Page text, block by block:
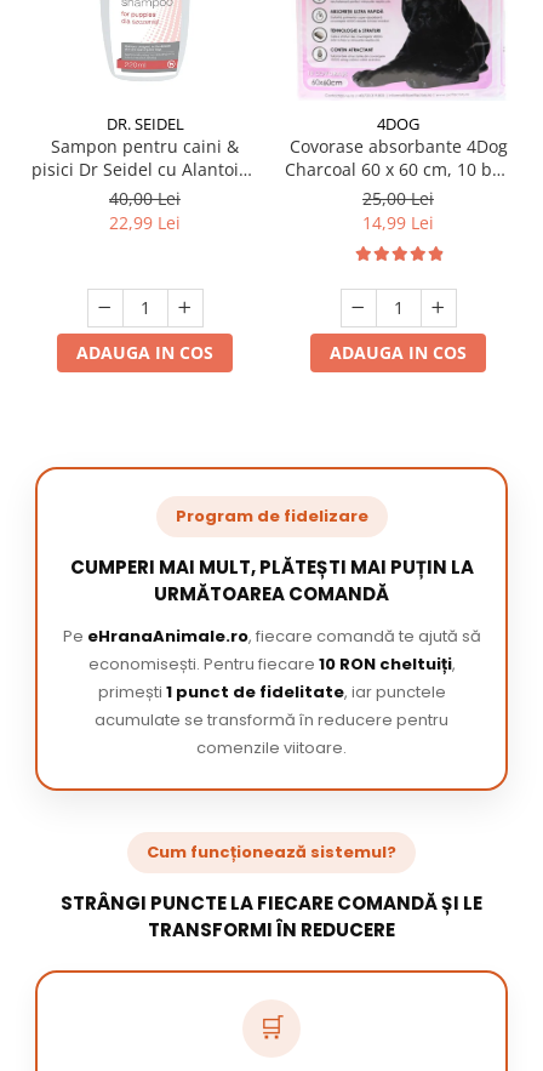
DR. SEIDEL
Sampon pentru caini &
pisici Dr Seidel cu Alantoina
220 ml
40,00 Lei
22,99 Lei
ADAUGA IN COS
4DOG
Covorase absorbante 4Dog
Charcoal 60 x 60 cm, 10 buc
/ pachet
25,00 Lei
14,99 Lei
ADAUGA IN COS
Program de fidelizare
CUMPERI MAI MULT, PLĂTEȘTI MAI PUȚIN LA
URMĂTOAREA COMANDĂ
Pe eHranaAnimale.ro, fiecare comandă te ajută să
economisești. Pentru fiecare 10 RON cheltuiți,
primești 1 punct de fidelitate, iar punctele
acumulate se transformă în reducere pentru
comenzile viitoare.
Cum funcționează sistemul?
STRÂNGI PUNCTE LA FIECARE COMANDĂ ȘI LE
TRANSFORMI ÎN REDUCERE
🛒